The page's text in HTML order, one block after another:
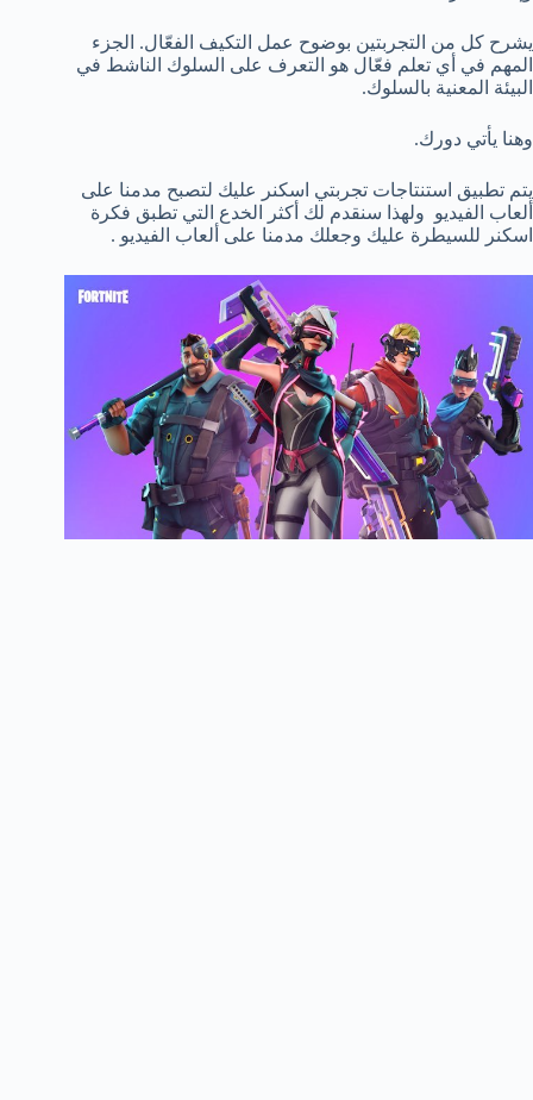
يشرح كل من التجربتين بوضوح عمل التكيف الفعّال. الجزء
المهم في أي تعلم فعّال هو التعرف على السلوك الناشط في
البيئة المعنية بالسلوك.
وهنا يأتي دورك.
يتم تطبيق استنتاجات تجربتي اسكنر عليك لتصبح مدمنا على
ألعاب الفيديو ولهذا سنقدم لك أكثر الخدع التي تطبق فكرة
اسكنر للسيطرة عليك وجعلك مدمنا على ألعاب الفيديو .